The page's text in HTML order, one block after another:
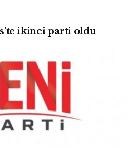
ikinci parti oldu